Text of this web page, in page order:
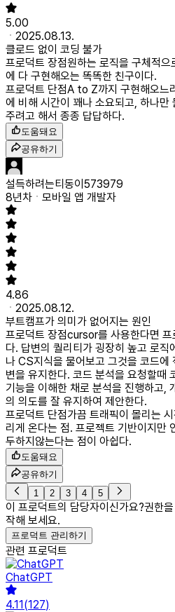
5.00
2025.08.13.
클로드 없이 코딩 불가
프로덕트 장점원하는 로직을 구체적
에 다 구현해오는 똑똑한 친구이다.
프로덕트 단점A to Z까지 구현해오느
에 비해 시간이 꽤나 소요되고, 하나만
주려고 해서 종종 답답하다.
도움돼요
공유하기
설득하려는티동이573979
8년차
모바일 앱 개발자
4.86
2025.08.12.
부트캠프가 의미가 없어지는 원인
프로덕트 장점cursor를 사용한다면 프
다. 답변의 퀄리티가 굉장히 높고 로직
나 CS지식을 물어보고 그것을 코드에
변을 유지한다. 코드 분석을 요청할때
기능을 이해한 채로 분석을 진행하고,
의 의도를 잘 유지하여 제안한다.
프로덕트 단점가끔 트래픽이 몰리는
리게 온다는 점. 프로젝트 기반이지만
두하지않는다는 점이 아쉽다.
도움돼요
공유하기
1
2 3 4 5
이 프로덕트의 담당자이신가요?권한
작해 보세요.
프로덕트 관리하기
관련 프로덕트
ChatGPT
4.11(127)